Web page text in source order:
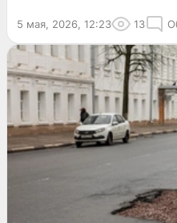
5 мая, 2026, 12:23 13